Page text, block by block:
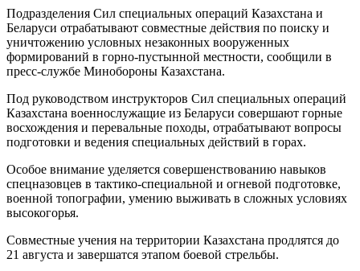
Подразделения Сил специальных операций Казахстана и
Беларуси отрабатывают совместные действия по поиску и
уничтожению условных незаконных вооруженных
формирований в горно-пустынной местности, сообщили в
пресс-службе Минобороны Казахстана.
Под руководством инструкторов Сил специальных операций
Казахстана военнослужащие из Беларуси совершают горные
восхождения и перевальные походы, отрабатывают вопросы
подготовки и ведения специальных действий в горах.
Особое внимание уделяется совершенствованию навыков
спецназовцев в тактико-специальной и огневой подготовке,
военной топографии, умению выживать в сложных условиях
высокогорья.
Совместные учения на территории Казахстана продлятся до
21 августа и завершатся этапом боевой стрельбы.